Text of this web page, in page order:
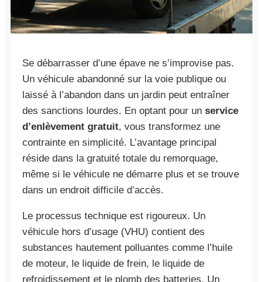
Se débarrasser d’une épave ne s’improvise pas.
Un véhicule abandonné sur la voie publique ou
laissé à l’abandon dans un jardin peut entraîner
des sanctions lourdes. En optant pour un service
d’enlèvement gratuit, vous transformez une
contrainte en simplicité. L’avantage principal
réside dans la gratuité totale du remorquage,
même si le véhicule ne démarre plus et se trouve
dans un endroit difficile d’accès.
Le processus technique est rigoureux. Un
véhicule hors d’usage (VHU) contient des
substances hautement polluantes comme l’huile
de moteur, le liquide de frein, le liquide de
refroidissement et le plomb des batteries. Un